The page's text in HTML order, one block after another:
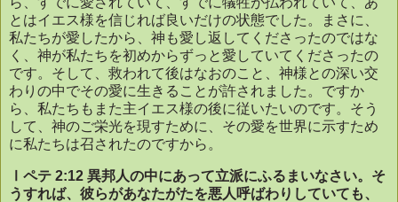
とはイエス様を信じれば良いだけの状態でした。まさに、
私たちが愛したから、神も愛し返してくださったのではな
く、神が私たちを初めからずっと愛していてくださったの
です。そして、救われて後はなおのこと、神様との深い交
わりの中でその愛に生きることが許されました。ですか
ら、私たちもまた主イエス様の後に従いたいのです。そう
して、神のご栄光を現すために、その愛を世界に示すため
に私たちは召されたのですから。
Ⅰペテ 2:12 異邦人の中にあって立派にふるまいなさい。そ
うすれば、彼らがあなたがたを悪人呼ばわりしていても、